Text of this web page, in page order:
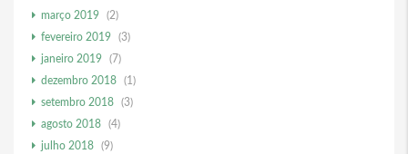
março 2019
(2)
fevereiro 2019
(3)
janeiro 2019
(7)
dezembro 2018
(1)
setembro 2018
(3)
agosto 2018
(4)
julho 2018
(9)